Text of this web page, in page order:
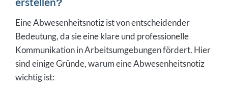
Eine Abwesenheitsnotiz ist von entscheidender
Bedeutung, da sie eine klare und professionelle
Kommunikation in Arbeitsumgebungen fördert. Hier
sind einige Gründe, warum eine Abwesenheitsnotiz
wichtig ist: